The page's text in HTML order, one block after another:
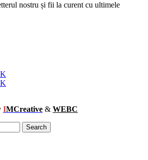
nostru și fii la curent cu ultimele
IMCreative & WEBC
Search